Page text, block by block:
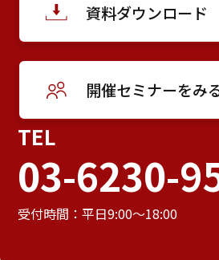
資料ダウンロード
開催セミナーをみ
TEL
03-6230-
受付時間：平日9:00～18:00